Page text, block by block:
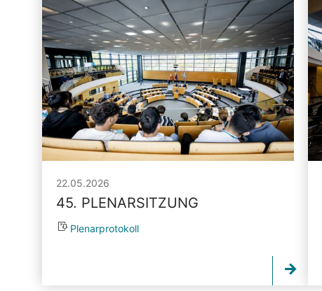
22.05.2026
45. PLENARSITZUNG
Plenarprotokoll